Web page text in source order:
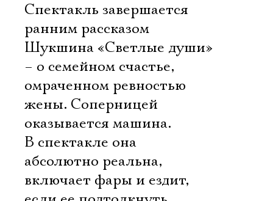
Спектакль завершается
ранним рассказом
Шукшина «Светлые души»
– о семейном счастье,
омраченном ревностью
жены. Соперницей
оказывается машина.
В спектакле она
абсолютно реальна,
включает фары и ездит,